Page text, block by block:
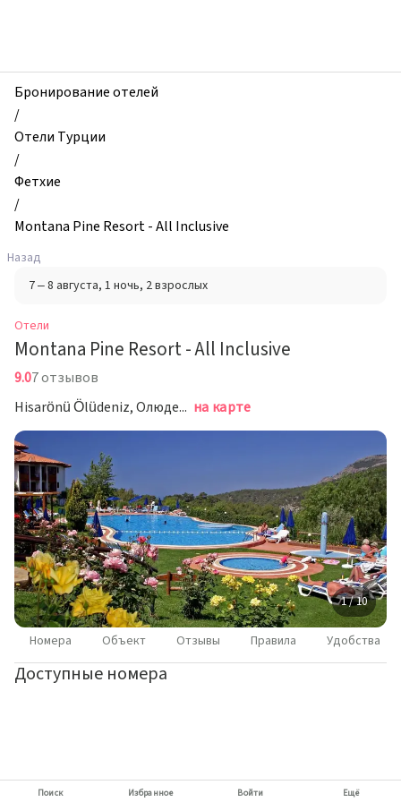
Montana
Pine
Resort
All
Inclusive,
Фетхие,
Турция
Бронирование отелей
/
Отели Турции
/
Фетхие
/
Montana Pine Resort - All Inclusive
Назад
7 – 8 августа, 1 ночь, 2 взрослых
Отели
Montana Pine Resort - All Inclusive
9.07 отзывов
Hisarönü Ölüdeniz, Олюдениз на карте
1 / 10
Номера Объект Отзывы Правила Удобства
Доступные номера
Поиск Избранное Войти Ещё